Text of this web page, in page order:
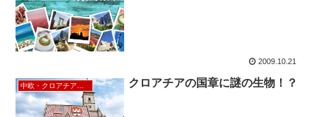
2009.10.21
中欧・クロアチア・ロシア クロアチアの国章に謎の生物！？